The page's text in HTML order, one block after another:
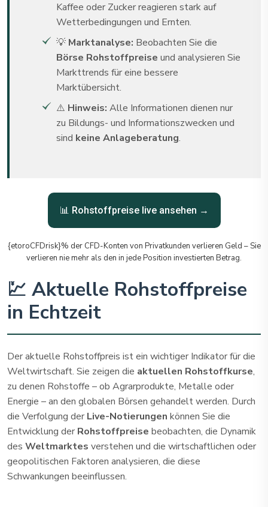
Kaffee oder Zucker reagieren stark auf
Wetterbedingungen und Ernten.
💡 Marktanalyse: Beobachten Sie die
Börse Rohstoffpreise und analysieren Sie
Markttrends für eine bessere
Marktübersicht.
⚠️ Hinweis: Alle Informationen dienen nur
zu Bildungs- und Informationszwecken und
sind keine Anlageberatung.
📊 Rohstoffpreise live ansehen →
{etoroCFDrisk}% der CFD-Konten von Privatkunden verlieren Geld – Sie
verlieren nie mehr als den in jede Position investierten Betrag.
💹 Aktuelle Rohstoffpreise
in Echtzeit
Der aktuelle Rohstoffpreis ist ein wichtiger Indikator für die
Weltwirtschaft. Sie zeigen die aktuellen Rohstoffkurse,
zu denen Rohstoffe – ob Agrarprodukte, Metalle oder
Energie – an den globalen Börsen gehandelt werden. Durch
die Verfolgung der Live-Notierungen können Sie die
Entwicklung der Rohstoffpreise beobachten, die Dynamik
des Weltmarktes verstehen und die wirtschaftlichen oder
geopolitischen Faktoren analysieren, die diese
Schwankungen beeinflussen.